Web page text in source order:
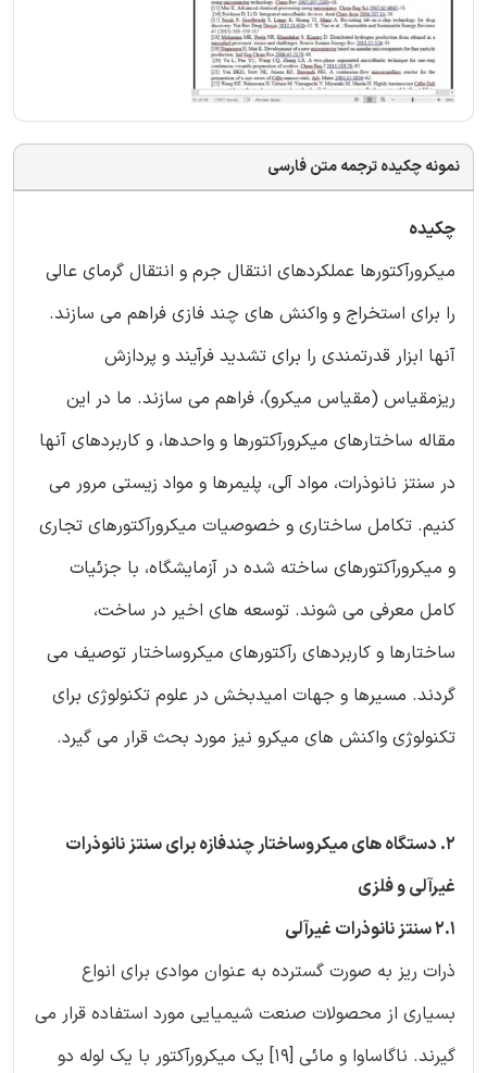
نمونه چکیده ترجمه متن فارسی
چکیده
ميکرورآکتورها عملکردهای انتقال جرم و انتقال گرمای عالی
را برای استخراج و واکنش های چند فازی فراهم می سازند.
آنها ابزار قدرتمندی را برای تشدید فرآیند و پردازش
ریزمقیاس (مقیاس میکرو)، فراهم می سازند. ما در این
مقاله ساختارهای ميکرورآکتورها و واحدها، و کاربردهای آنها
در سنتز نانوذرات، مواد آلی، پلیمرها و مواد زیستی مرور می
کنیم. تکامل ساختاری و خصوصیات ميکرورآکتورهای تجاری
و ميکرورآکتورهای ساخته شده در آزمایشگاه، با جزئیات
کامل معرفی می شوند. توسعه های اخیر در ساخت،
ساختارها و کاربردهای رآکتورهای میکروساختار توصیف می
گردند. مسیرها و جهات امیدبخش در علوم تکنولوژی برای
تکنولوژی واکنش های میکرو نیز مورد بحث قرار می گیرد.
2. دستگاه های میکروساختار چندفازه برای سنتز نانوذرات
غیرآلی و فلزی
2.1 سنتز نانوذرات غیرآلی
ذرات ریز به صورت گسترده به عنوان موادی برای انواع
بسیاری از محصولات صنعت شیمیایی مورد استفاده قرار می
گیرند. ناگاساوا و مائی [19] یک ميکرورآکتور با یک لوله دو